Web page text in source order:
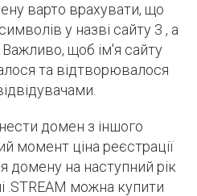
варто врахувати, що
у назві сайту 3 , а
щоб ім'я сайту
та відтворювалося
домен з іншого
момент ціна реєстрації
домену на наступний рік
.STREAM можна купити